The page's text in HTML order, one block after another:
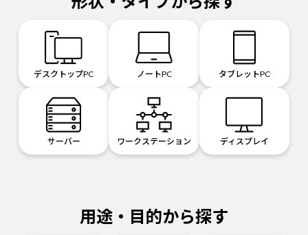
デスクトップPC ノートPC タブレットPC
サーバー ワークステーション ディスプレイ
用途・目的から探す